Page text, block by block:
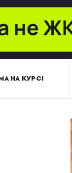
НА КУРСІ